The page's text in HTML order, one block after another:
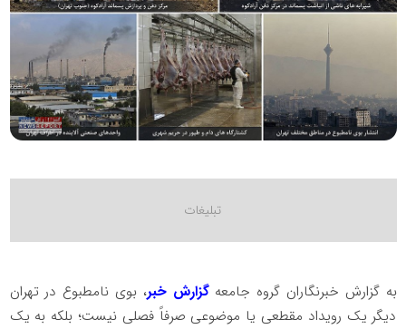
به گزارش خبرنگاران گروه جامعه گزارش خبر، بوی نامطبوع در تهران
دیگر یک رویداد مقطعی یا موضوعی صرفاً فصلی نیست؛ بلکه به یک